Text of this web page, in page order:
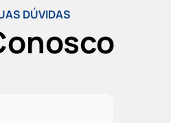
DÚVIDAS